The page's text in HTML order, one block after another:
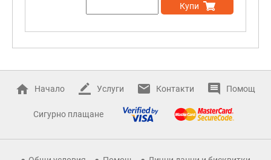
Купи
Начало Услуги Контакти Помощ
Сигурно плащане